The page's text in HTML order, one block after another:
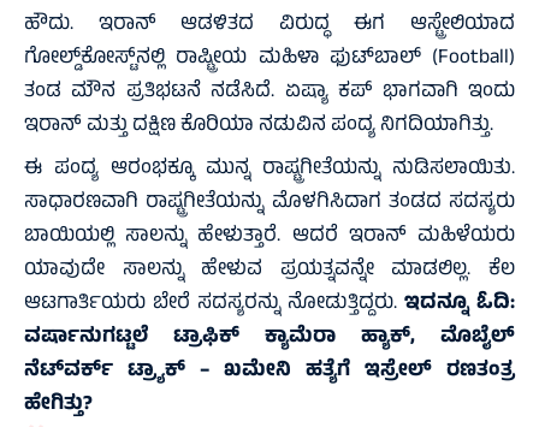
ಹೌದು. ಇರಾನ್‌ ಆಡಳಿತದ ವಿರುದ್ಧ ಈಗ ಆಸ್ಟ್ರೇಲಿಯಾದ
ಗೋಲ್ಡ್‌ಕೋಸ್ಟ್‌ನಲ್ಲಿ ರಾಷ್ಟ್ರೀಯ ಮಹಿಳಾ ಫುಟ್‌ಬಾಲ್‌ (Football)
ತಂಡ ಮೌನ ಪ್ರತಿಭಟನೆ ನಡೆಸಿದೆ. ಏಷ್ಯಾ ಕಪ್‌ ಭಾಗವಾಗಿ ಇಂದು
ಇರಾನ್‌ ಮತ್ತು ದಕ್ಷಿಣ ಕೊರಿಯಾ ನಡುವಿನ ಪಂದ್ಯ ನಿಗದಿಯಾಗಿತ್ತು.
ಈ ಪಂದ್ಯ ಆರಂಭಕ್ಕೂ ಮುನ್ನ ರಾಷ್ಟ್ರಗೀತೆಯನ್ನು ನುಡಿಸಲಾಯಿತು.
ಸಾಧಾರಣವಾಗಿ ರಾಷ್ಟ್ರಗೀತೆಯನ್ನು ಮೊಳಗಿಸಿದಾಗ ತಂಡದ ಸದಸ್ಯರು
ಬಾಯಿಯಲ್ಲಿ ಸಾಲನ್ನು ಹೇಳುತ್ತಾರೆ. ಆದರೆ ಇರಾನ್‌ ಮಹಿಳೆಯರು
ಯಾವುದೇ ಸಾಲನ್ನು ಹೇಳುವ ಪ್ರಯತ್ನವನ್ನೇ ಮಾಡಲಿಲ್ಲ. ಕೆಲ
ಆಟಗಾರ್ತಿಯರು ಬೇರೆ ಸದಸ್ಯರನ್ನು ನೋಡುತ್ತಿದ್ದರು. ಇದನ್ನೂ ಓದಿ:
ವರ್ಷಾನುಗಟ್ಟಲೆ ಟ್ರಾಫಿಕ್‌ ಕ್ಯಾಮೆರಾ‌ ಹ್ಯಾಕ್‌, ಮೊಬೈಲ್‌
ನೆಟ್‌ವರ್ಕ್‌ ಟ್ರ್ಯಾಕ್‌ – ಖಮೇನಿ ಹತ್ಯೆಗೆ ಇಸ್ರೇಲ್‌ ರಣತಂತ್ರ
ಹೇಗಿತ್ತು?